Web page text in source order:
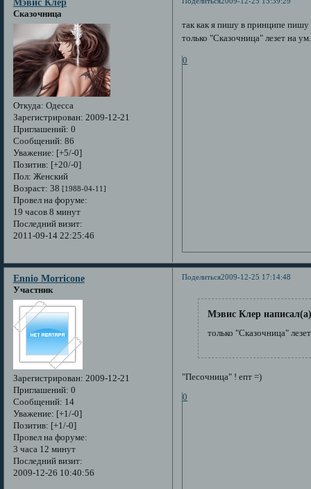
Сказочница
Откуда: Одесса
Зарегистрирован: 2009-12-21
Приглашений: 0
Сообщений: 86
Уважение: [+5/-0]
Позитив: [+20/-0]
Пол: Женский
Возраст: 38 [1988-04-11]
Провел на форуме:
19 часов 8 минут
Последний визит:
2011-09-14 22:25:46
так как я пишу в принципе пишу
только "Сказочница" лезет на
0
Поделиться2009-12-25 17:14:48
Ennio Morricone
Участник
Зарегистрирован: 2009-12-21
Приглашений: 0
Сообщений: 14
Уважение: [+1/-0]
Позитив: [+1/-0]
Провел на форуме:
3 часа 12 минут
Последний визит:
2009-12-26 10:40:56
Мэвис Клер
только "Сказочница"
"Песочница" ! епт =)
0